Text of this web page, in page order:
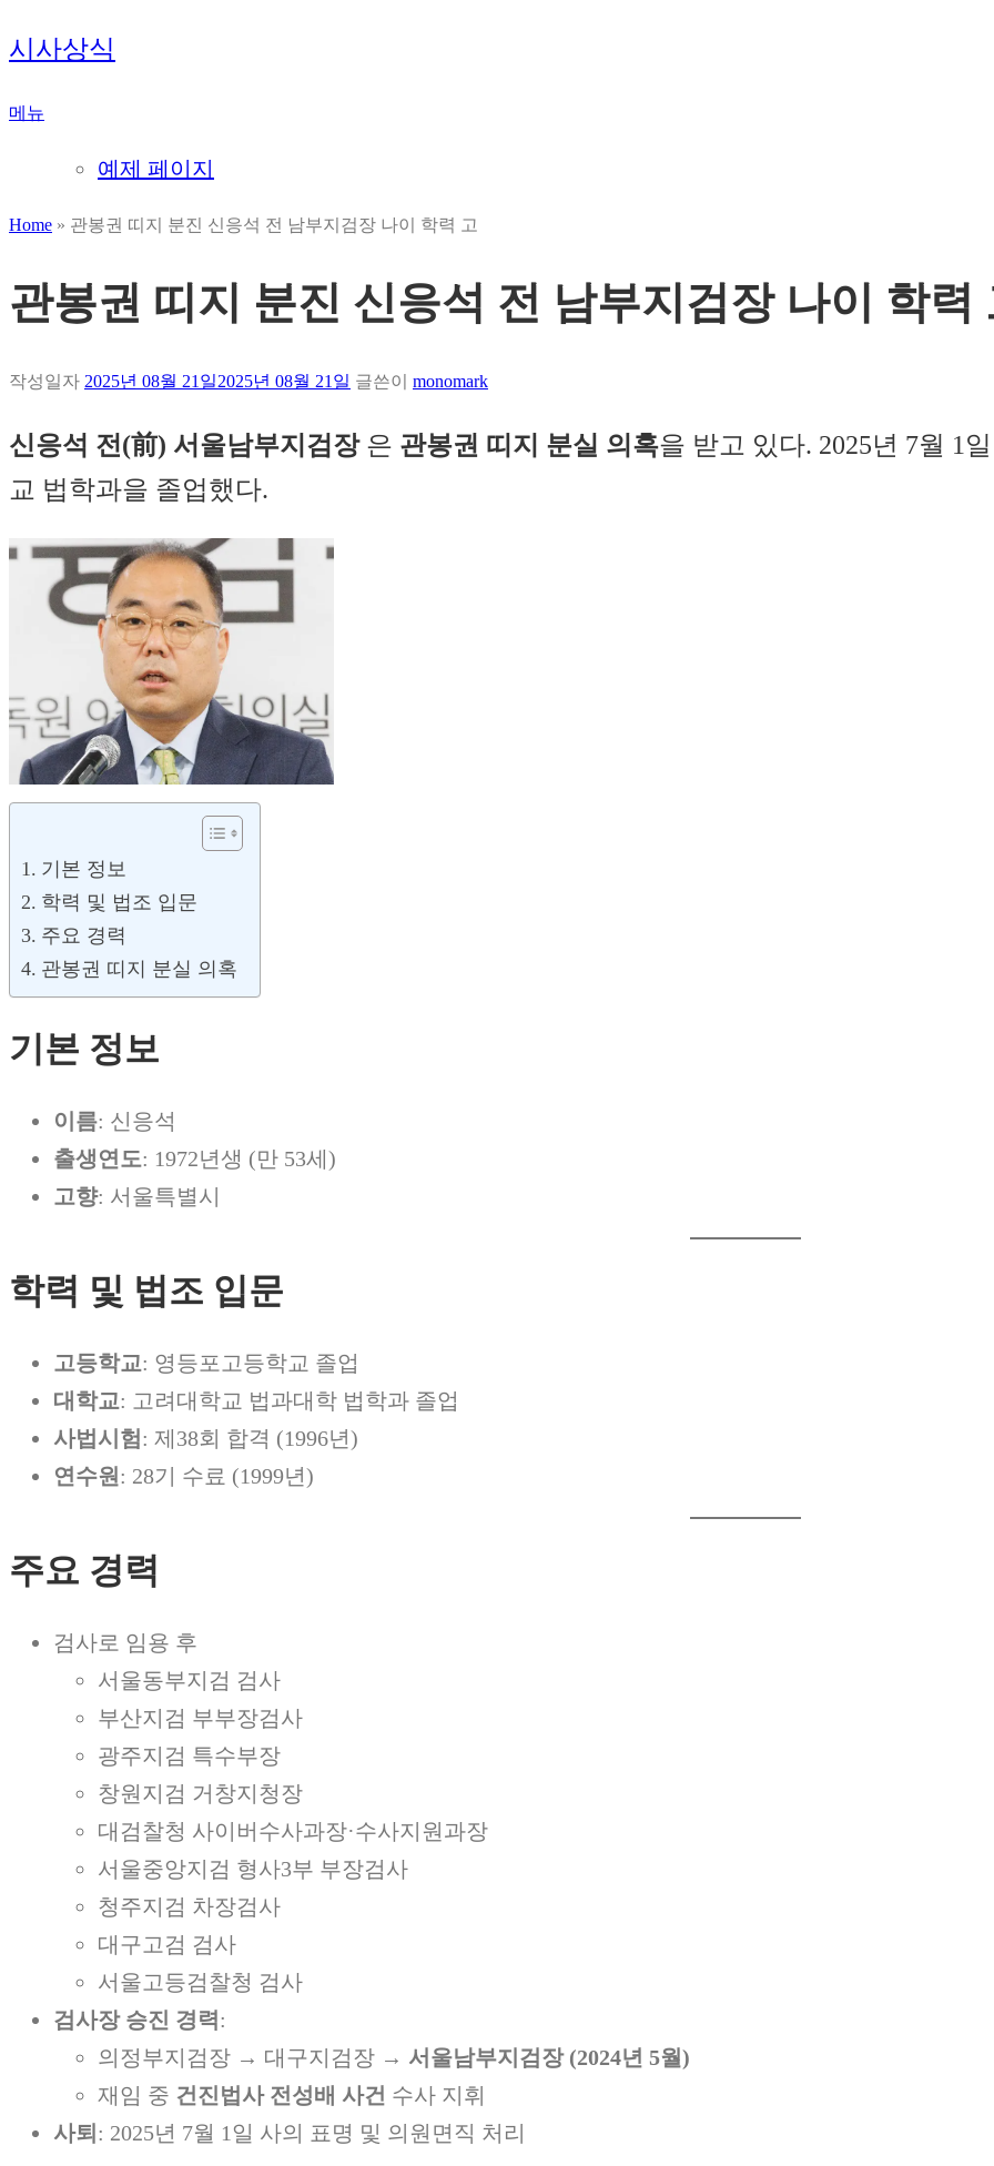
내
가
시사상식
메뉴
예제 페이지
Home » 관봉권 띠지 분진 신응석 전 남부지검장 나이 학력 고
관봉권 띠지 분진 신응석 전 남부지검장 나이 학력
작성일자 2025년 08월 21일2025년 08월 21일 글쓴이 monomark
신응석 전(前) 서울남부지검장은 관봉권 띠지 분실 의혹을 받고 있다. 2025년 7월 1
교 법학과을 졸업했다.
기본 정보
학력 및 법조 입문
주요 경력
관봉권 띠지 분실 의혹
기본 정보
이름: 신응석
출생연도: 1972년생 (만 53세)
고향: 서울특별시
학력 및 법조 입문
고등학교: 영등포고등학교 졸업
대학교: 고려대학교 법과대학 법학과 졸업
사법시험: 제38회 합격 (1996년)
연수원 : 28기 수료 (1999년)
주요 경력
검사로 임용 후
서울동부지검 검사
부산지검 부부장검사
광주지검 특수부장
창원지검 거창지청장
대검찰청 사이버수사과장·수사지원과장
서울중앙지검 형사3부 부장검사
청주지검 차장검사
대구고검 검사
서울고등검찰청 검사
검사장 승진 경력 :
의정부지검장 → 대구지검장 → 서울남부지검장 (2024년 5월)
재임 중 건진법사 전성배 사건 수사 지휘
사퇴 : 2025년 7월 1일 사의 표명 및 의원면직 처리